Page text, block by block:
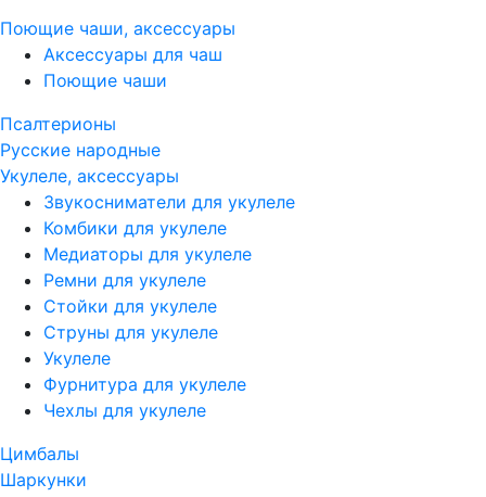
Поющие чаши, аксессуары
Аксессуары для чаш
Поющие чаши
Псалтерионы
Русские народные
Укулеле, аксессуары
Звукосниматели для укулеле
Комбики для укулеле
Медиаторы для укулеле
Ремни для укулеле
Стойки для укулеле
Струны для укулеле
Укулеле
Фурнитура для укулеле
Чехлы для укулеле
Цимбалы
Шаркунки